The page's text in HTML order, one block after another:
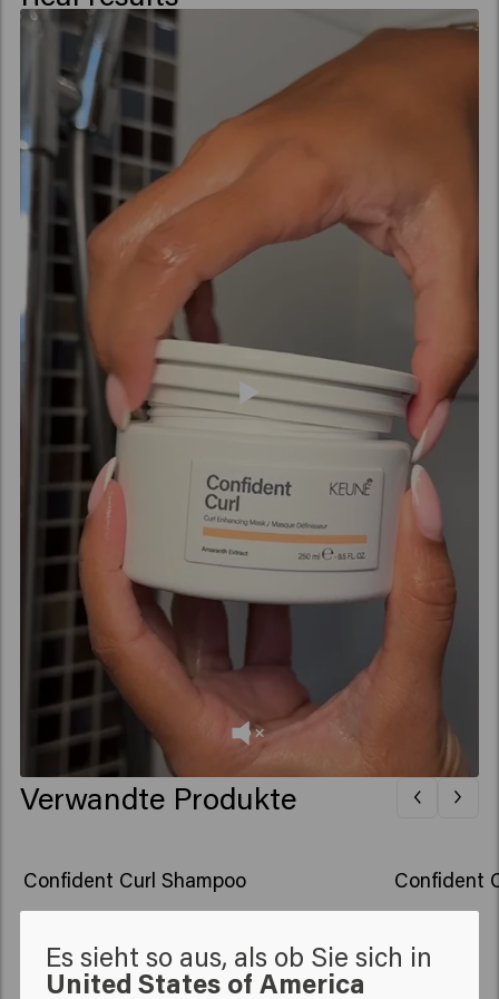
(Vinegar), Pyrus Malus (Apple) Fruit Extract,
Amaranthus Caudatus Seed Extract, Benzyl Alcohol,
Caprylic Acid, Xylitol, Phenoxyethanol, Sucrose,
Potassium Sorbate, Sorbic Acid, Acetyl Cedrene,
Tetramethyl Acetyloctahydronaphthalenes.
Verwandte Produkte
Confident Curl Shampoo Confident
4.9
New content loaded
Es sieht so aus, als ob Sie sich in
United States of America